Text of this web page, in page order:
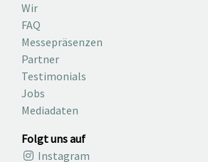
Wir
FAQ
Messepräsenzen
Partner
Testimonials
Jobs
Mediadaten
Folgt uns auf
Instagram